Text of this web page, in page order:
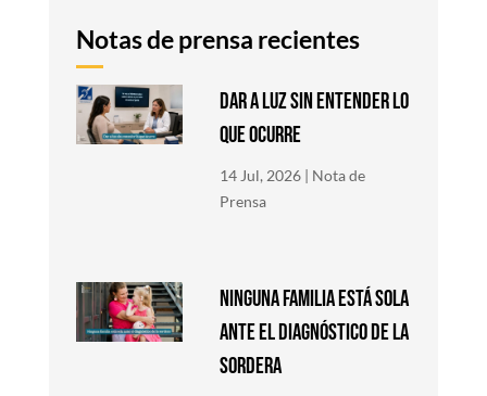
DAR A LUZ SIN ENTENDER LO
QUE OCURRE
14 Jul, 2026 | Nota de
Prensa
NINGUNA FAMILIA ESTÁ SOLA
ANTE EL DIAGNÓSTICO DE LA
SORDERA
Notas de prensa recientes